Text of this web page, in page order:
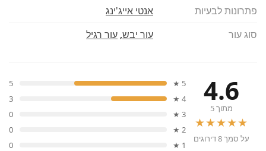
פתרונות לבעיות
אנטי אייג'ינג
סוג עור
עור יבש, עור רגיל
4.6
מתוך 5
★★★★★
על סמך 8 דירוגים
5 ★
5
4 ★
3
3 ★
0
2 ★
0
1 ★
0